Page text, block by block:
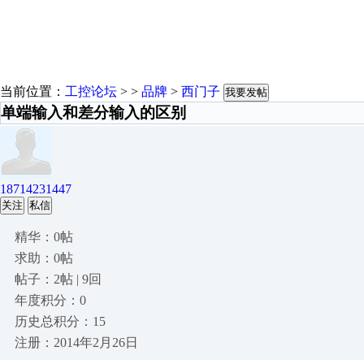
当前位置： 工控论坛 > > 品牌 > 西门子 我要发帖
单端输入和差分输入的区别
18714231447
关注 私信
精华：0帖
求助：0帖
帖子：2帖 | 9回
年度积分：0
历史总积分：15
注册：2014年2月26日